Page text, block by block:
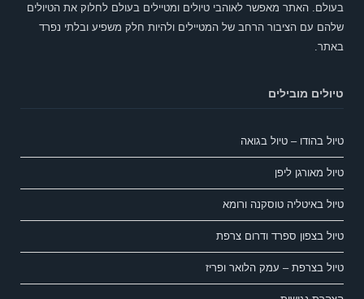
בעולם. האתר מאפשר לאוהבי טיולים ומטיילים בעולם לחלוק את הטיולים
שלהם עם הציבור הרחב של המטיילים ולהיות חלק משפיע ובלתי נפרד
באתר.
טיולים מובילים
טיול בהודו – טיול בגואה
טיול מאורגן ליפן
טיול באיטליה טוסקנה ורומא
טיול בצפון ספרד ודרום צרפת
טיול בצרפת – עמק הלואר ופריז